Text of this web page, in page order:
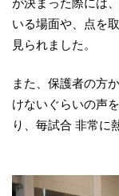
いる場面や、点を
見られました。
また、保護者の方
けないぐらいの声
り、毎試合 非常に